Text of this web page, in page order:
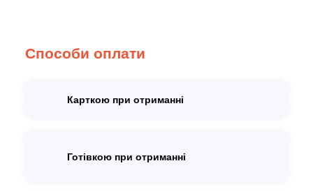
Способи оплати
Карткою при отриманні
Готівкою при отриманні